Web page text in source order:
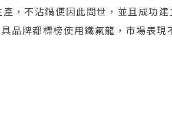
，不沾鍋便因此問世，並且成功
品牌都標榜使用鐵氟龍，市場表現